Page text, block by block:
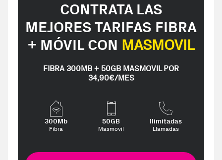
CONTRATA LAS
MEJORES TARIFAS FIBRA
+ MÓVIL CON MASMOVIL
FIBRA 300MB + 50GB MASMOVIL POR
34,90€/MES
300Mb
Fibra
50GB
Masmovil
Ilimitadas
Llamadas